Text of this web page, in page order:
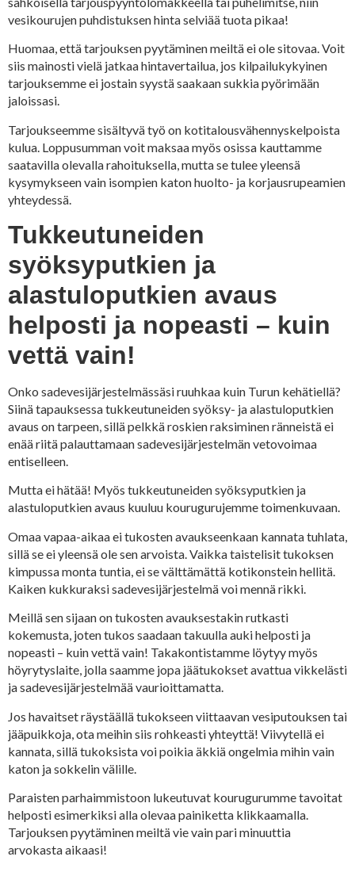
vesikourujen puhdistuksen hinta selviää tuota pikaa!
Huomaa, että tarjouksen pyytäminen meiltä ei ole sitovaa. Voit
siis mainosti vielä jatkaa hintavertailua, jos kilpailukykyinen
tarjouksemme ei jostain syystä saakaan sukkia pyörimään
jaloissasi.
Tarjoukseemme sisältyvä työ on kotitalousvähennyskelpoista
kulua. Loppusumman voit maksaa myös osissa kauttamme
saatavilla olevalla rahoituksella, mutta se tulee yleensä
kysymykseen vain isompien katon huolto- ja korjausrupeamien
yhteydessä.
Tukkeutuneiden
syöksyputkien ja
alastuloputkien avaus
helposti ja nopeasti – kuin
vettä vain!
Onko sadevesijärjestelmässäsi ruuhkaa kuin Turun kehätiellä?
Siinä tapauksessa tukkeutuneiden syöksy- ja alastuloputkien
avaus on tarpeen, sillä pelkkä roskien raksiminen ränneistä ei
enää riitä palauttamaan sadevesijärjestelmän vetovoimaa
entiselleen.
Mutta ei hätää! Myös tukkeutuneiden syöksyputkien ja
alastuloputkien avaus kuuluu kourugurujemme toimenkuvaan.
Omaa vapaa-aikaa ei tukosten avaukseenkaan kannata tuhlata,
sillä se ei yleensä ole sen arvoista. Vaikka taistelisit tukoksen
kimpussa monta tuntia, ei se välttämättä kotikonstein hellitä.
Kaiken kukkuraksi sadevesijärjestelmä voi mennä rikki.
Meillä sen sijaan on tukosten avauksestakin rutkasti
kokemusta, joten tukos saadaan takuulla auki helposti ja
nopeasti – kuin vettä vain! Takakontistamme löytyy myös
höyrytyslaite, jolla saamme jopa jäätukokset avattua vikkelästi
ja sadevesijärjestelmää vaurioittamatta.
Jos havaitset räystäällä tukokseen viittaavan vesiputouksen tai
jääpuikkoja, ota meihin siis rohkeasti yhteyttä! Viivytellä ei
kannata, sillä tukoksista voi poikia äkkiä ongelmia mihin vain
katon ja sokkelin välille.
Paraisten parhaimmistoon lukeutuvat kourugurumme tavoitat
helposti esimerkiksi alla olevaa painiketta klikkaamalla.
Tarjouksen pyytäminen meiltä vie vain pari minuuttia
arvokasta aikaasi!